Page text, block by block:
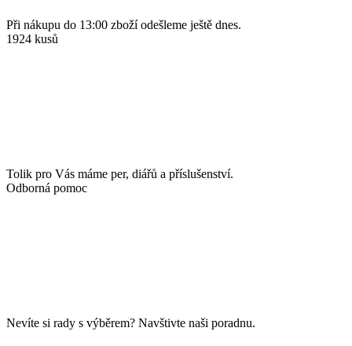
Při nákupu do 13:00 zboží odešleme ještě dnes.
1924 kusů
Tolik pro Vás máme per, diářů a příslušenství.
Odborná pomoc
Nevíte si rady s výběrem? Navštivte naši poradnu.